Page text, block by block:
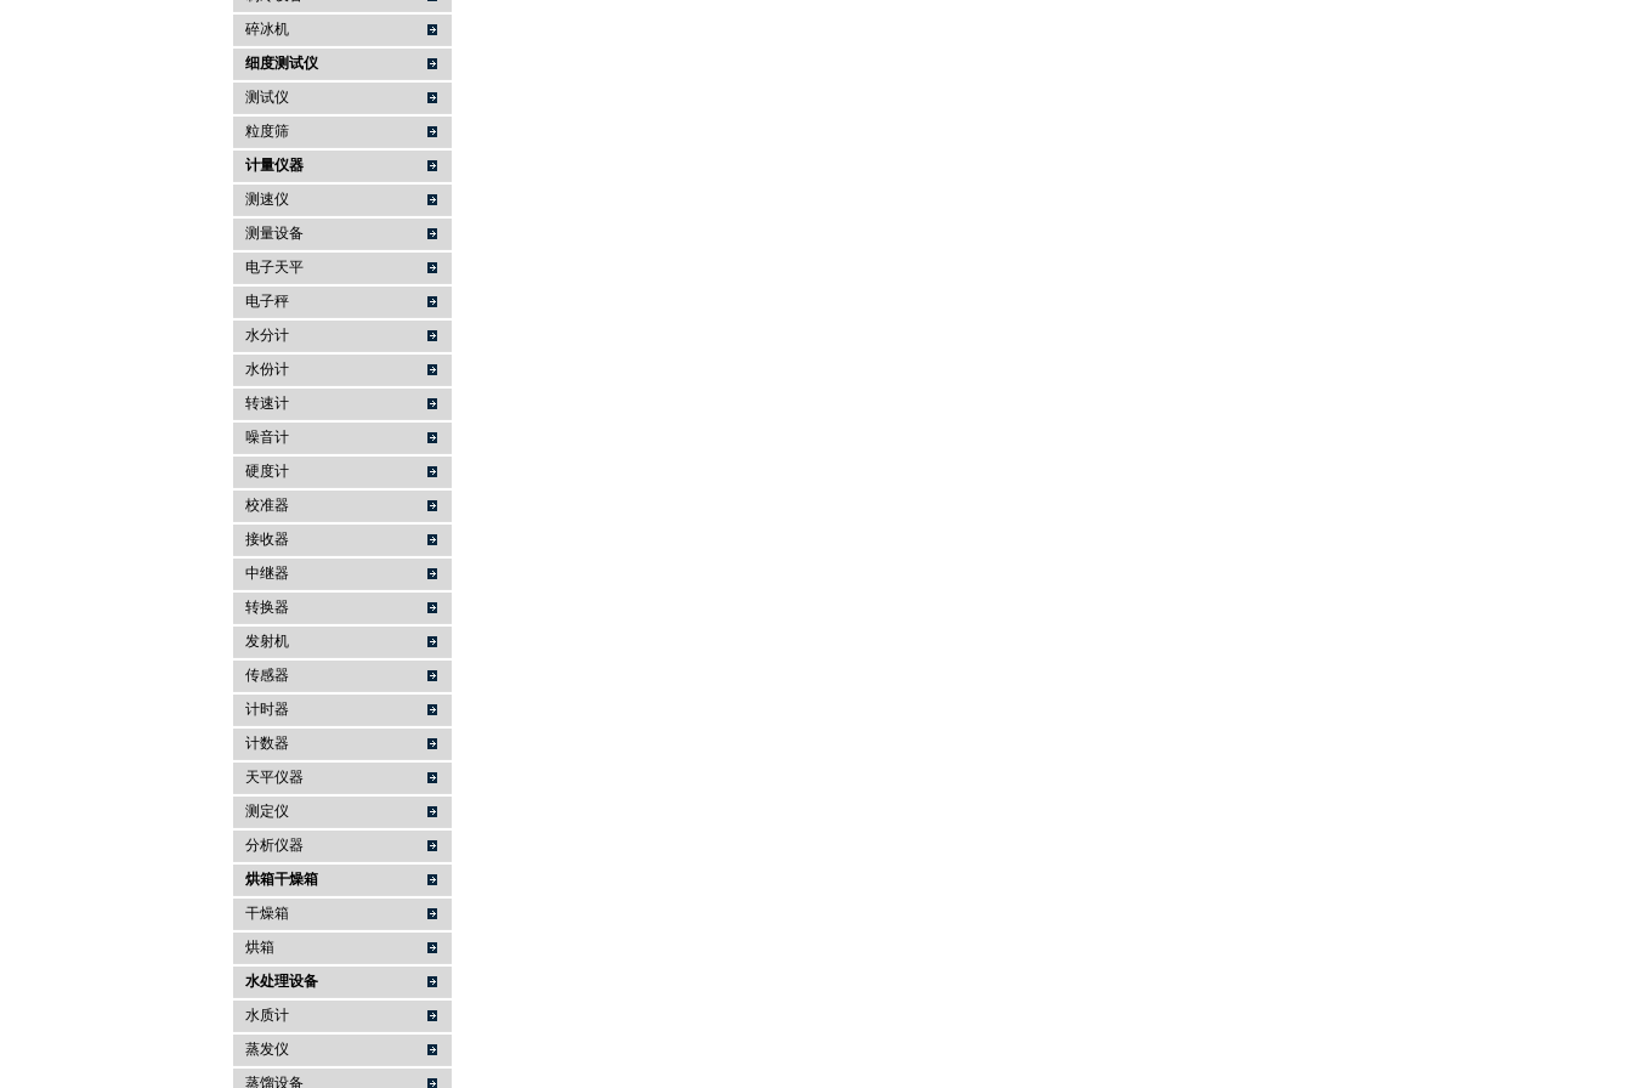
碎冰机
细度测试仪
测试仪
粒度筛
计量仪器
测速仪
测量设备
电子天平
电子秤
水分计
水份计
转速计
噪音计
硬度计
校准器
接收器
中继器
转换器
发射机
传感器
计时器
计数器
天平仪器
测定仪
分析仪器
烘箱干燥箱
干燥箱
烘箱
水处理设备
水质计
蒸发仪
蒸馏设备